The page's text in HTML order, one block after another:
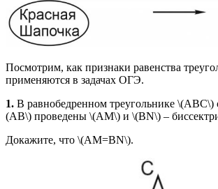
Посмотрим, как признаки равенства
применяются в задачах ОГЭ.
1. В равнобедренном треугольнике \(ABC\)
(AB\) проведены \(AM\) и \(BN\) –
Докажите, что \(AM=BN\).